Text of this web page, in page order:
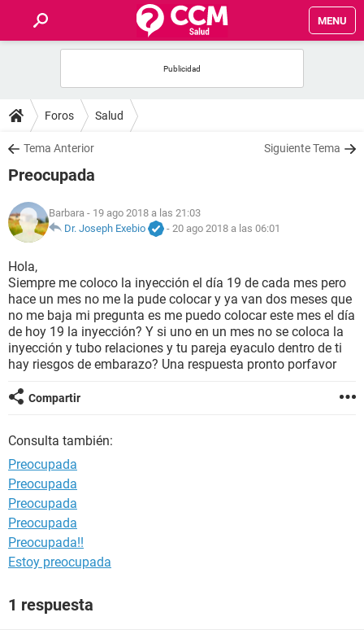
MENU
FOROS
SALUD
NUTRICIÓN
BIENESTAR
SEXUALIDAD
GLOSARIO
Foros Salud
Tema Anterior Siguiente Tema
Preocupada
Barbara - 19 ago 2018 a las 21:03
Dr. Joseph Exebio
- 20 ago 2018 a las 06:01
Hola,
Siempre me coloco la inyección el día 19 de cada mes pero
hace un mes no me la pude colocar y ya van dos meses que
no me baja mi pregunta es me puedo colocar este mes el día
de hoy 19 la inyección? Y si uno en un mes no se coloca la
inyección y tubo relaciones y tu pareja eyaculo dentro de ti
hay riesgos de embarazo? Una respuesta pronto porfavor
Compartir
Consulta también:
Preocupada
Preocupada
Preocupada
Preocupada
Preocupada!!
Estoy preocupada
1 respuesta